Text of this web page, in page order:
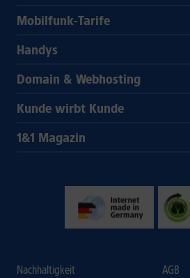
Mobilfunk-Tarife
Handys
Domain & Webhosting
Kunde wirbt Kunde
1&1 Magazin
Nachhaltigkeit
AGB